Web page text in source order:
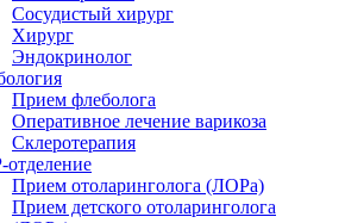
Сосудистый хирург
Хирург
Эндокринолог
Прием флеболога
Оперативное лечение варикоза
Склеротерапия
Прием отоларинголога (ЛОРа)
Прием детского отоларинголога